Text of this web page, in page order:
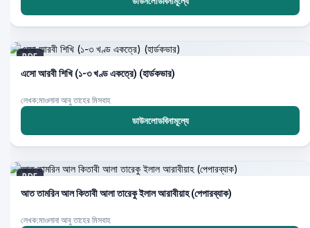
PDF
এসো আরবী শিখি (১-৩ খণ্ড একত্রে) (হার্ডকভার)
লেখক:মাওলানা আবু তাহের মিসবাহ
ডাউনলোডবিনামূল্যে
PDF
আত তামরিন আল কিতাবী আলা তারেকু ইলাল আরাবীয়াহ (পেপারব্যাক)
লেখক:মাওলানা আবু তাহের মিসবাহ